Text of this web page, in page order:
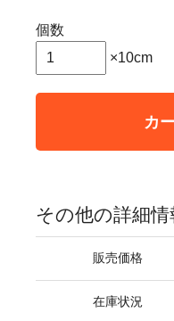
個数
×10cm
カ
その他の詳細情
販売価格
在庫状況